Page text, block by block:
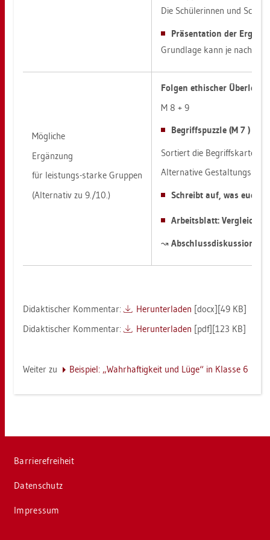
Die Schü­le­rin­nen und
Prä­sen­ta­ti­on der
Grund­la­ge kann je nach
Mög­li­che
Er­gän­zung
für leis­tungs-star­ke Grup­pen
(Al­ter­na­tiv zu 9./10.)
Fol­gen ethi­scher
M 8 + 9
Be­griffs­puz­zle (M 7 )
Sor­tiert die Be­griffs­kar­ten
Al­ter­na­ti­ve
Schreibt auf, was euch
Ar­beits­blatt: Ver­glei­che
↝ Ab­schluss­dis­kus­si­on:
Di­dak­ti­scher Kom­men­tar: Her­un­ter­la­den [docx][49 KB]
Di­dak­ti­scher Kom­men­tar:
Her­un­ter­la­den [pdf][123 KB]
Wei­ter zu Bei­spiel: „Wahr­haf­tig­keit und Lüge“ in Klas­se 6
Bar­rie­re­frei­heit
Da­ten­schutz
Im­pres­sum